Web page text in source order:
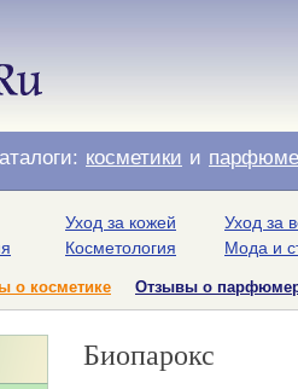
косметики и
Уход за кожей
Косметология
Уход за
Мода и
о косметике Отзывы о
Биопарокс